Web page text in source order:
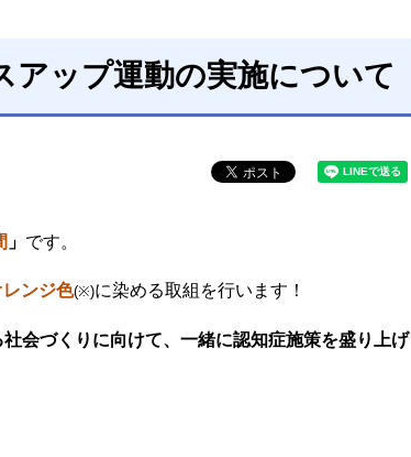
アップ運動の実施について
」 です。
レンジ色(※)に染める取組を行います！
会づくりに向けて、一緒に認知症施策を盛り上げ